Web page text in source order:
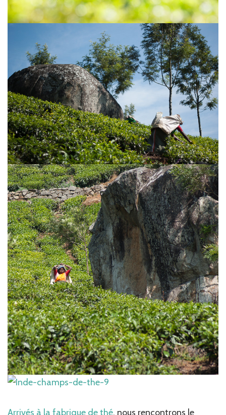
Arrivés à la fabrique de thé, nous rencontrons le